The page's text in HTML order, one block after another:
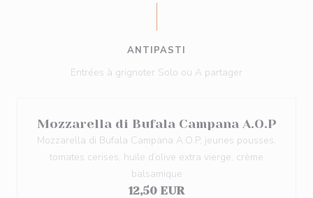
ANTIPASTI
Entrées à grignoter Solo ou A partager
Mozzarella di Bufala Campana A.O.P
Mozzarella di Bufala Campana A.O.P, jeunes pousses,
tomates cerises, huile d’olive extra vierge, crème
balsamique
12,50 EUR